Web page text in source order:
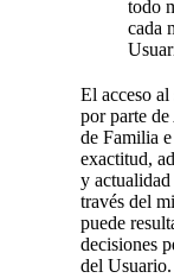
todo
cada
El acceso
por parte
de Familia
exactitud,
y
través del
puede
decisiones
del Usuario.